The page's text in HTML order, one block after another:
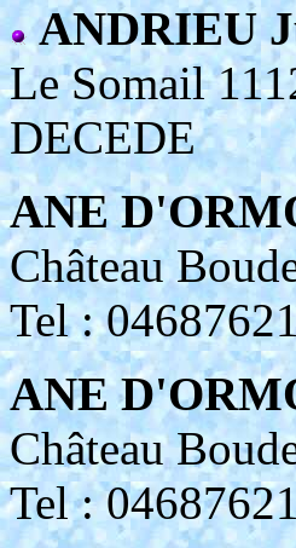
ANDRIEU
Le Somail
DECEDE
ANE
Château
Tel :
ANE
Château
Tel :